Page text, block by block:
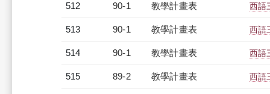
512 90-1 教學計畫表 西語
513 90-1 教學計畫表 西語
514 90-1 教學計畫表 西語
515 89-2 教學計畫表 西語